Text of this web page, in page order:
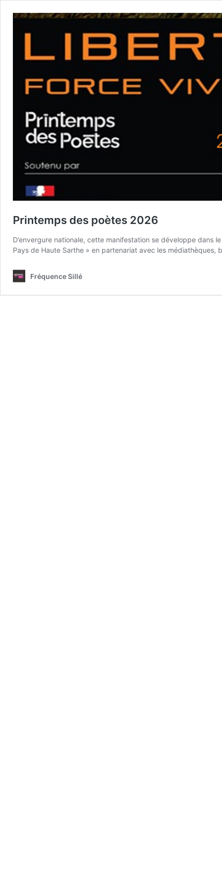
Printemps des poètes 2026
D’envergure nationale, cette manifestation se développe dans
Pays de Haute Sarthe » en partenariat avec les
Fréquence Sillé